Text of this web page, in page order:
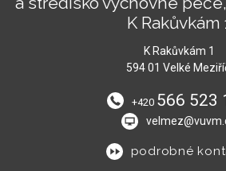
K Rakůvkám
K Rakůvkám 1
594 01 Velké
+420 566 523
podrobné